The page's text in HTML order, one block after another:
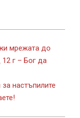
мрежата до
г – Бог да
настъпилите